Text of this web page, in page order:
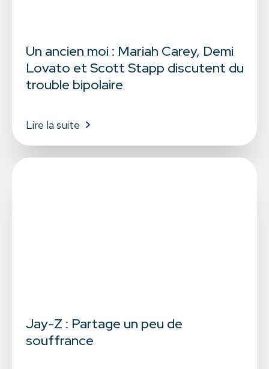
Un ancien moi : Mariah Carey, Demi
Lovato et Scott Stapp discutent du
trouble bipolaire
Lire la suite
Jay-Z : Partage un peu de
souffrance